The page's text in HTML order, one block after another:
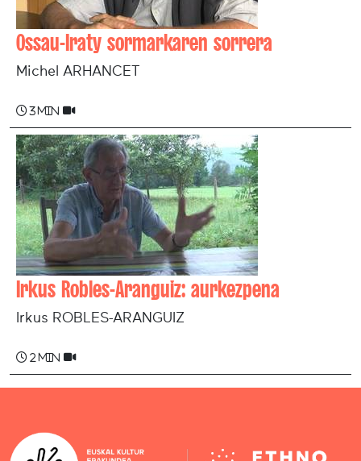
Ossau-Iraty sormarkaren sorrera
Michel ARHANCET
3 min
Irkus Robles-Aranguiz: aurkezpena
Irkus ROBLES-ARANGUIZ
2 min